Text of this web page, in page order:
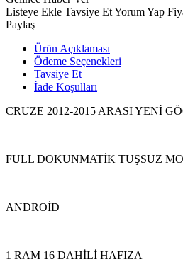
Listeye Ekle Tavsiye EtYorum Yap
Paylaş
Ürün Açıklaması
Ödeme Seçenekleri
Tavsiye Et
İade Koşulları
CRUZE 2012-2015 ARASI YENİ
FULL DOKUNMATİK TUŞSUZ
ANDROİD
1 RAM 16 DAHİLİ HAFIZA